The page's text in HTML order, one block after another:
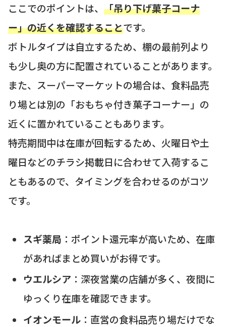
ここでのポイントは、 「吊り下げ菓子コーナ
ー」の近くを確認することです。
ボトルタイプは自立するため、棚の最前列より
も少し奥の方に配置されていることがあります。
また、スーパーマーケットの場合は、食料品売
り場とは別の「おもちゃ付き菓子コーナー」の
近くに置かれていることもあります。
特売期間中は在庫が回転するため、火曜日や土
曜日などのチラシ掲載日に合わせて入荷するこ
ともあるので、タイミングを合わせるのがコツ
です。
スギ薬局 ：ポイント還元率が高いため、在庫
があればまとめ買いがお得です。
ウエルシア：深夜営業の店舗が多く、夜間に
ゆっくり在庫を確認できます。
イオンモール：直営の食料品売り場だけでな